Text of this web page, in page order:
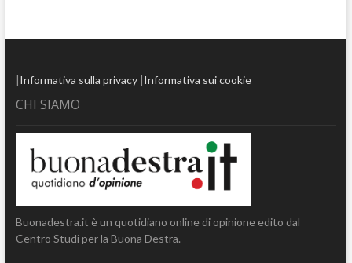
|Informativa sulla privacy|Informativa sui cookie
CHI SIAMO
Buonadestra.it è un quotidiano online di opinione edito dal
Centro Studi per la Buona Destra.